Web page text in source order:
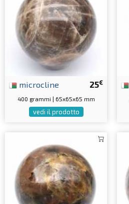
25€
microcline
400 grammi | 65x65x65 mm
vedi il prodotto